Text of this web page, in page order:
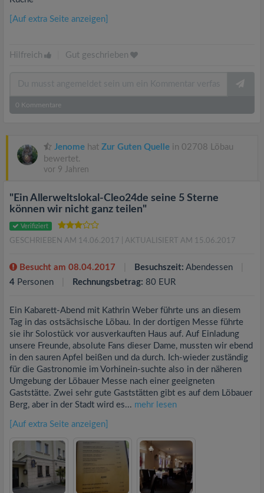
[Auf extra Seite anzeigen]
Hilfreich Gut geschrieben
0 Kommentare
Jenome hat Zur Guten Quelle in 02708 Löbau
bewertet.
vor 9 Jahren
"Ein Allerweltslokal-Cleo24de seine 5 Sterne
können wir nicht ganz teilen"
Verifiziert
GESCHRIEBEN AM 14.06.2017 | AKTUALISIERT AM 15.06.2017
Besucht am 08.04.2017 Besuchszeit: Abendessen
4 Personen Rechnungsbetrag: 80 EUR
Ein Kabarett-Abend mit Kathrin Weber führte uns an diesem
Tag in das ostsächsische Löbau. In der dortigen Messe führte
sie ihr Solostück vor ausverkauften Haus auf. Auf Einladung
unsere Freunde, absolute Fans dieser Dame, mussten wir ebend
in den sauren Apfel beißen und da durch. Ich-wieder zuständig
für die Gastronomie im Vorhinein-suchte also in der näheren
Umgebung der Löbauer Messe nach einer geeigneten
Gaststätte. Zwei sehr gute Gaststätten gibt es auf dem Löbauer
Berg, aber in der Stadt wird es... mehr lesen
[Auf extra Seite anzeigen]